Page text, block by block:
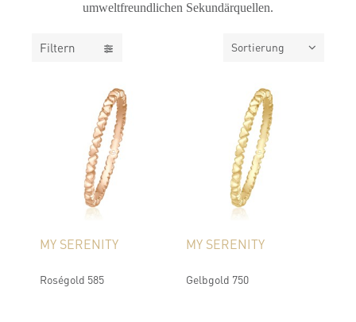
umweltfreundlichen Sekundärquellen.
Filtern Sortierung
MY SERENITY
Roségold 585
MY SERENITY
Gelbgold 750